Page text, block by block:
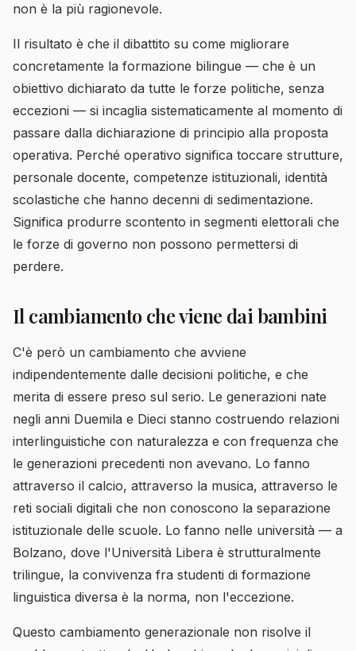
non è la più ragionevole.
Il risultato è che il dibattito su come migliorare
concretamente la formazione bilingue — che è un
obiettivo dichiarato da tutte le forze politiche, senza
eccezioni — si incaglia sistematicamente al momento di
passare dalla dichiarazione di principio alla proposta
operativa. Perché operativo significa toccare strutture,
personale docente, competenze istituzionali, identità
scolastiche che hanno decenni di sedimentazione.
Significa produrre scontento in segmenti elettorali che
le forze di governo non possono permettersi di
perdere.
Il cambiamento che viene dai bambini
C'è però un cambiamento che avviene
indipendentemente dalle decisioni politiche, e che
merita di essere preso sul serio. Le generazioni nate
negli anni Duemila e Dieci stanno costruendo relazioni
interlinguistiche con naturalezza e con frequenza che
le generazioni precedenti non avevano. Lo fanno
attraverso il calcio, attraverso la musica, attraverso le
reti sociali digitali che non conoscono la separazione
istituzionale delle scuole. Lo fanno nelle università — a
Bolzano, dove l'Università Libera è strutturalmente
trilingue, la convivenza fra studenti di formazione
linguistica diversa è la norma, non l'eccezione.
Questo cambiamento generazionale non risolve il